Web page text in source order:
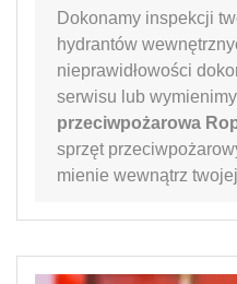
Dokonamy inspekcji
hydrantów
nieprawidłowości
serwisu lub
przeciwpożarowa
sprzęt
mienie wewnątrz